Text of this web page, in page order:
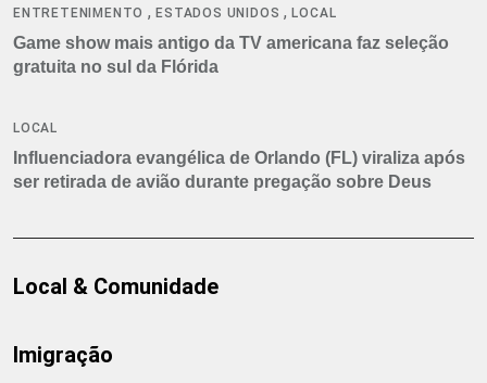
ENTRETENIMENTO ,ESTADOS UNIDOS ,LOCAL
Game show mais antigo da TV americana faz seleção
gratuita no sul da Flórida
LOCAL
Influenciadora evangélica de Orlando (FL) viraliza após
ser retirada de avião durante pregação sobre Deus
Local & Comunidade
Imigração